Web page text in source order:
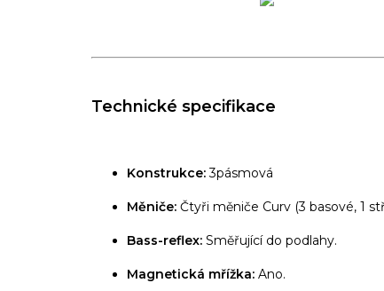
Technické specifikace
Konstrukce:3pásmová
Měniče: Čtyři měniče Curv (3 basové, 1
Bass-reflex: Směřující do podlahy.
Magnetická mřížka: Ano.